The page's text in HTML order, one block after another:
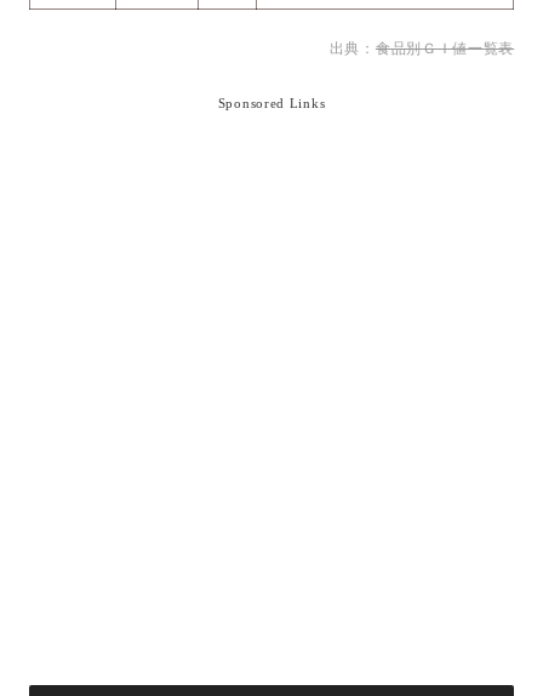
出典： 食品別ＧＩ値一覧表
Sponsored Links